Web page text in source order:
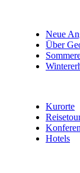
Neue
Über
Kurorte
Hotels